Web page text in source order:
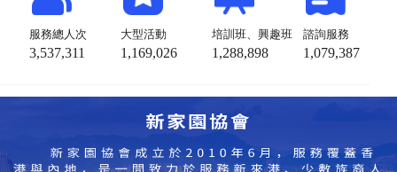
服務總人次
3,537,311
大型活動
1,169,026
培訓班、興趣班
1,288,898
諮詢服務
1,079,387